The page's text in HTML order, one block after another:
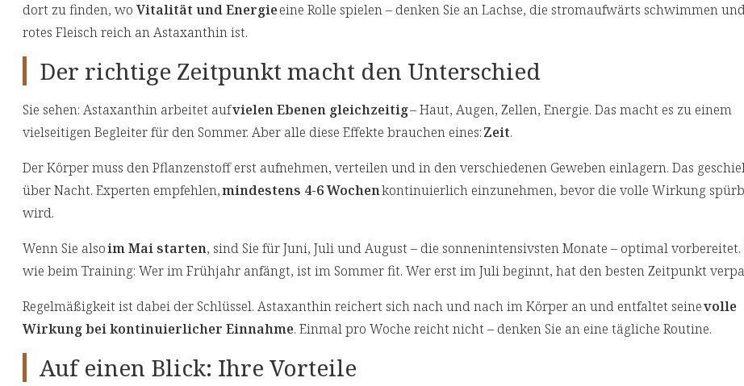
dort zu finden, wo Vitalität und Energieeine Rolle spielen – denken Sie an Lachse, die stromaufwärts schwimmen
rotes Fleisch reich an Astaxanthin ist.
Der richtige Zeitpunkt macht den Unterschied
Sie sehen: Astaxanthin arbeitet aufvielen Ebenen gleichzeitig– Haut, Augen, Zellen, Energie. Das macht es zu einem
vielseitigen Begleiter für den Sommer. Aber alle diese Effekte brauchen eines:Zeit.
Der Körper muss den Pflanzenstoff erst aufnehmen, verteilen und in den verschiedenen Geweben einlagern. Das
über Nacht. Experten empfehlen,mindestens 4-6 Wochenkontinuierlich einzunehmen, bevor die volle Wirkung
wird.
Wenn Sie alsoim Mai starten, sind Sie für Juni, Juli und August – die sonnenintensivsten Monate – optimal vorbereitet.
wie beim Training: Wer im Frühjahr anfängt, ist im Sommer fit. Wer erst im Juli beginnt, hat den besten Zeitpunkt
Regelmäßigkeit ist dabei der Schlüssel. Astaxanthin reichert sich nach und nach im Körper an und entfaltet seinevolle
Wirkung bei kontinuierlicher Einnahme. Einmal pro Woche reicht nicht – denken Sie an eine tägliche Routine.
Auf einen Blick: Ihre Vorteile